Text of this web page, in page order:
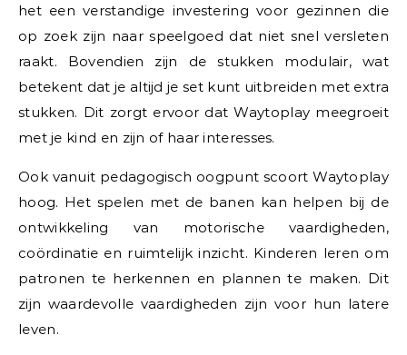
het een verstandige investering voor gezinnen die
op zoek zijn naar speelgoed dat niet snel versleten
raakt. Bovendien zijn de stukken modulair, wat
betekent dat je altijd je set kunt uitbreiden met extra
stukken. Dit zorgt ervoor dat Waytoplay meegroeit
met je kind en zijn of haar interesses.
Ook vanuit pedagogisch oogpunt scoort Waytoplay
hoog. Het spelen met de banen kan helpen bij de
ontwikkeling van motorische vaardigheden,
coördinatie en ruimtelijk inzicht. Kinderen leren om
patronen te herkennen en plannen te maken. Dit
zijn waardevolle vaardigheden zijn voor hun latere
leven.